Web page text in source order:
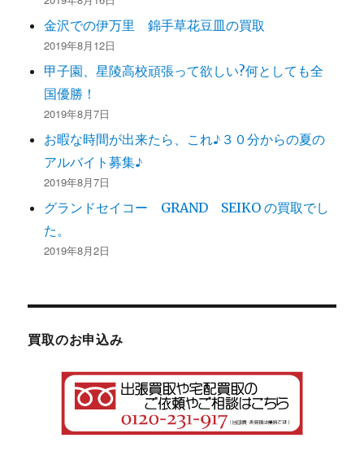
金沢での伊万里 錦手草花豆皿の買取
2019年8月12日
甲子園、星陵高校頑張って欲しい?何としても全
国優勝！
2019年8月7日
お暇な時間が出来たら、これ♪３０分からの夏の
アルバイト募集♪
2019年8月7日
グランドセイコー GRAND SEIKO の買取でし
た。
2019年8月2日
買取のお申込み